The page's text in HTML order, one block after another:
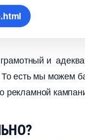
и
есть мы можем
рекламной